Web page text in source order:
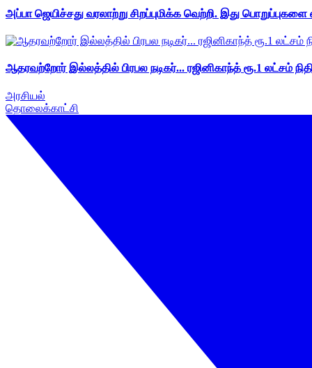
அப்பா ஜெயிச்சது வரலாற்று சிறப்புமிக்க வெற்றி. இது
ஆதரவற்றோர் இல்லத்தில் பிரபல நடிகர்... ரஜினிகாந்த் ரூ.1 லட்சம்
அரசியல்
தொலைக்காட்சி